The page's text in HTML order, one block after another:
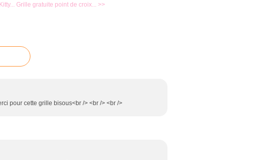
Grille gratuite point de croix... >>
pour cette grille bisous<br /> <br /> <br />